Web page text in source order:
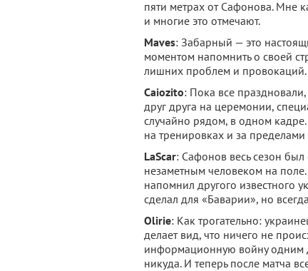
пяти метрах от Сафонова. Мне
и многие это отмечают.
Maves: Забарный — это
моментом напомнить о своей
лишних проблем и провокаций.
Caiozito: Пока все
друг друга на церемонии,
случайно рядом, в одном
на тренировках и за пределами
LaScar: Сафонов весь сезон
незаметным человеком на
напомнил другого известного
сделал для «Баварии», но
Olirie: Как трогательно:
делает вид, что ничего не
информационную войну одним
никуда. И теперь после матча